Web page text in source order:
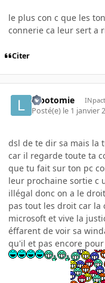
le plus con c que les
connerie ca leur sert a
Citer
lobotomie
Posté(e) le 1 janvier
dsl de te dir sa mais la
car il regarde toute ta
que tu fait sur ton pc
leur prochaine sortie c
illégal donc on a le
pas tout les droit car la
microsoft et vive la
éffarent de voir sa
qu'il et pas encore